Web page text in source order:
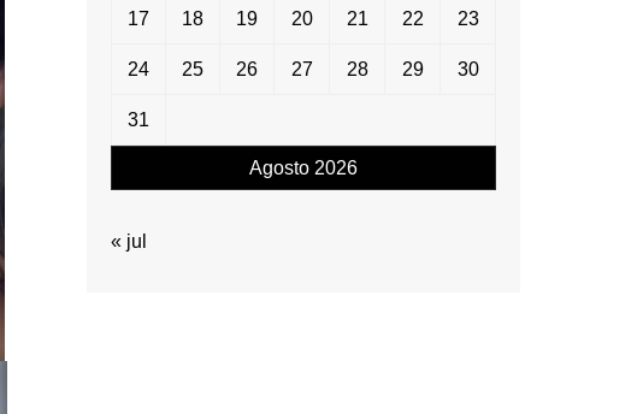
Agosto 2026
17 18 19 20 21 22 23
24 25 26 27 28 29 30
31
« jul